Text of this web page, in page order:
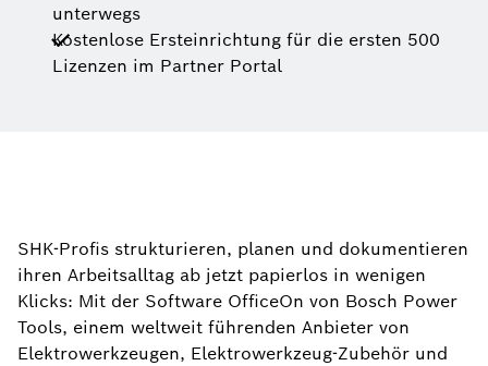
unterwegs
Kostenlose Ersteinrichtung für die ersten 500
Lizenzen im Partner Portal
SHK-Profis strukturieren, planen und dokumentieren
ihren Arbeitsalltag ab jetzt papierlos in wenigen
Klicks: Mit der Software OfficeOn von Bosch Power
Tools, einem weltweit führenden Anbieter von
Elektrowerkzeugen, Elektrowerkzeug-Zubehör und